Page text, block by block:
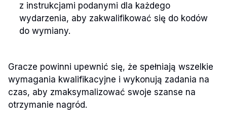
z instrukcjami podanymi dla każdego
wydarzenia, aby zakwalifikować się do kodów
do wymiany.
Gracze powinni upewnić się, że spełniają wszelkie
wymagania kwalifikacyjne i wykonują zadania na
czas, aby zmaksymalizować swoje szanse na
otrzymanie nagród.